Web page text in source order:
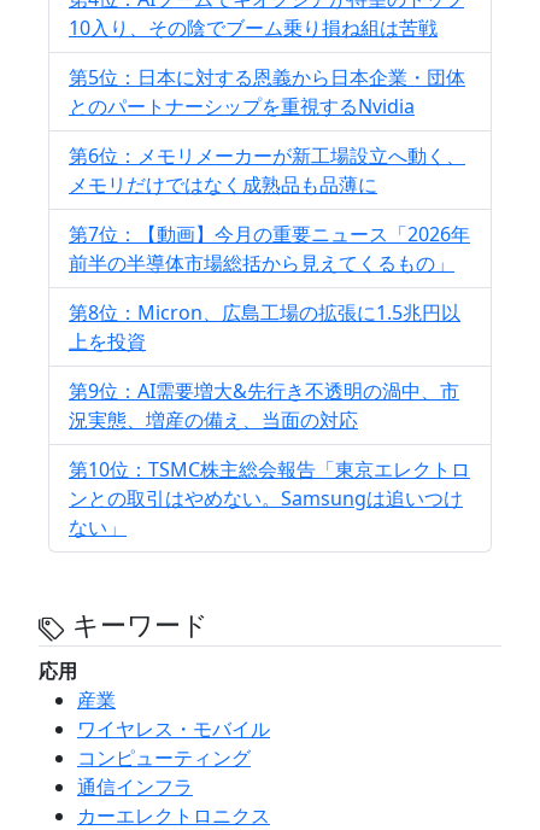
10入り、その陰でブーム乗り損ね組は苦戦
第5位：日本に対する恩義から日本企業・団体
とのパートナーシップを重視するNvidia
第6位：メモリメーカーが新工場設立へ動く、
メモリだけではなく成熟品も品薄に
第7位：【動画】今月の重要ニュース「2026年
前半の半導体市場総括から見えてくるもの」
第8位：Micron、広島工場の拡張に1.5兆円以
上を投資
第9位：AI需要増大&先行き不透明の渦中、市
況実態、増産の備え、当面の対応
第10位：TSMC株主総会報告「東京エレクトロ
ンとの取引はやめない。Samsungは追いつけ
ない」
キーワード
応用
産業
ワイヤレス・モバイル
コンピューティング
通信インフラ
カーエレクトロニクス